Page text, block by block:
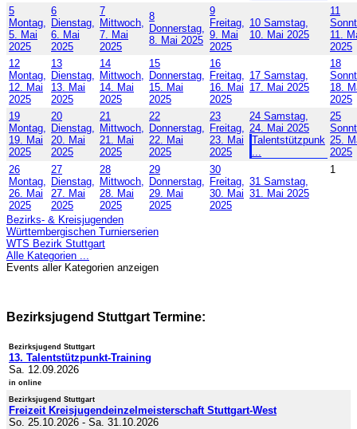
5
Montag,
5. Mai
2025
6
Dienstag,
6. Mai
2025
7
Mittwoch,
7. Mai
2025
8
Donnerstag,
8. Mai 2025
9
Freitag,
9. Mai
2025
10 Samstag,
10. Mai 2025
11
11.
2025
12
Montag,
12. Mai
2025
13
Dienstag,
13. Mai
2025
14
Mittwoch,
14. Mai
2025
15
Donnerstag,
15. Mai
2025
16
Freitag,
16. Mai
2025
17 Samstag,
17. Mai 2025
18
18.
2025
19
Montag,
19. Mai
2025
20
Dienstag,
20. Mai
2025
21
Mittwoch,
21. Mai
2025
22
Donnerstag,
22. Mai
2025
23
Freitag,
23. Mai
2025
24 Samstag,
24. Mai 2025
Talentstützpunk
25
25.
2025
26
Montag,
26. Mai
2025
27
Dienstag,
27. Mai
2025
28
Mittwoch,
28. Mai
2025
29
Donnerstag,
29. Mai
2025
30
Freitag,
30. Mai
2025
31 Samstag,
31. Mai 2025
1
Bezirks- & Kreisjugenden
Württembergischen Turnierserien
WTS Bezirk Stuttgart
Alle Kategorien ...
Events aller Kategorien anzeigen
Bezirksjugend Stuttgart Termine:
Bezirksjugend Stuttgart
13. Talentstützpunkt-Training
Sa. 12.09.2026
in online
Bezirksjugend Stuttgart
Freizeit Kreisjugendeinzelmeisterschaft Stuttgart-West
So. 25.10.2026 - Sa. 31.10.2026